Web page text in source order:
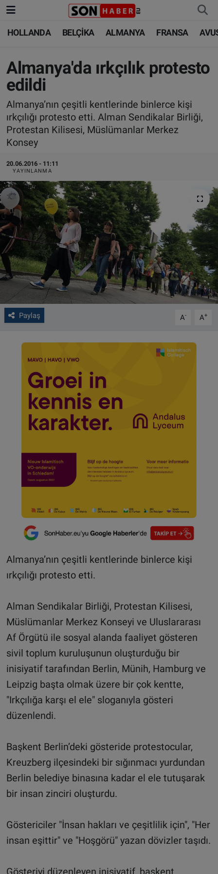
HOLLANDA BELÇİKA ALMANYA FRANSA
Almanya'da ırkçılık protesto
edildi
Almanya’nın çeşitli kentlerinde binlerce kişi
ırkçılığı protesto etti. Alman Sendikalar Birliği,
Protestan Kilisesi, Müslümanlar Merkez
Konsey
20.06.2016 - 11:11
YAYINLANMA
Paylaş A- A+
Almanya’nın çeşitli kentlerinde binlerce kişi
ırkçılığı protesto etti.
Alman Sendikalar Birliği, Protestan Kilisesi,
Müslümanlar Merkez Konseyi ve Uluslararası
Af Örgütü ile sosyal alanda faaliyet gösteren
sivil toplum kuruluşunun oluşturduğu bir
inisiyatif tarafından Berlin, Münih, Hamburg ve
Leipzig başta olmak üzere bir çok kentte,
"Irkçılığa karşı el ele" sloganıyla gösteri
düzenlendi.
Başkent Berlin’deki gösteride protestocular,
Kreuzberg ilçesindeki bir sığınmacı yurdundan
Berlin belediye binasına kadar el ele tutuşarak
bir insan zinciri oluşturdu.
Göstericiler "İnsan hakları ve çeşitlilik için", "Her
insan eşittir" ve "Hoşgörü" yazan dövizler taşıdı.
Gösteriyi düzenleyen inisiyatif, başkent
HOLLANDA
BELÇİKA
ALMANYA
FRANSA
SAĞLIK - YAŞAM
BİLİM-TEKNOLOJİ
HOLLANDA
BELÇİKA
ALMANYA
TÜRKİYE
BİLİM-TEKNOLOJİ
SAĞLIK
FOTO GALERİ
VIDEO GALERİ
ALGEMENE VOORWAARDEN
CONTACT
Çerez Politikası
Nöbetçi Eczaneler
Hava Durumu
Trafik Durumu
Süper Lig Puan Durumu ve Fikstür
Tüm Manşetler
Son Dakika Haberleri
Haber Arşivi